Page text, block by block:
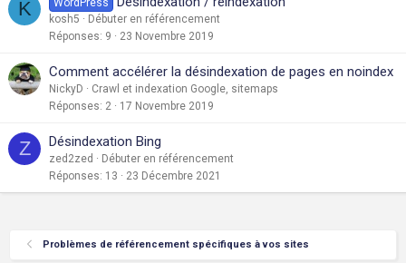
K kosh5
Débuter en référencement
Réponses 9 23 Novembre 2019
Comment accélérer la désindexation de pages en noindex
NickyD
Crawl et indexation Google, sitemaps
Réponses 2 17 Novembre 2019
Z Désindexation Bing
zed2zed
Débuter en référencement
Réponses 13 23 Décembre 2021
Problèmes de référencement spécifiques à vos sites